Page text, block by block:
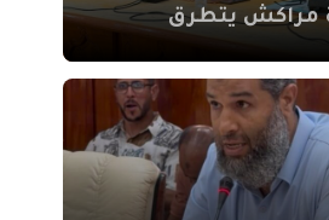
مراكش يتطرق
في نقل
الطرقية إلى